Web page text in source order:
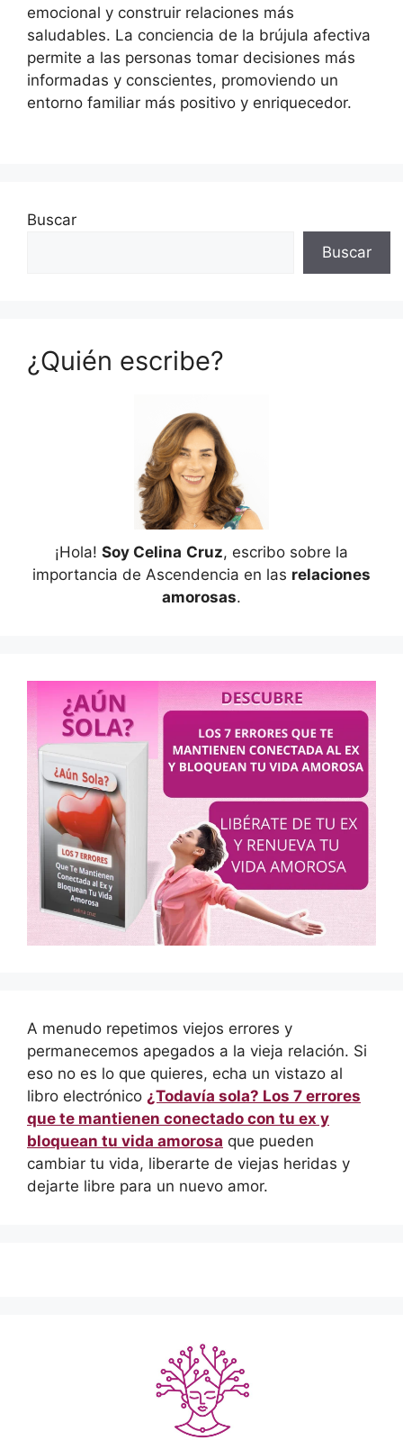
emocional y construir relaciones más
saludables. La conciencia de la brújula afectiva
permite a las personas tomar decisiones más
informadas y conscientes, promoviendo un
entorno familiar más positivo y enriquecedor.
Buscar
Buscar
¿Quién escribe?
¡Hola! Soy Celina Cruz, escribo sobre la
importancia de Ascendencia en las relaciones
amorosas.
A menudo repetimos viejos errores y
permanecemos apegados a la vieja relación. Si
eso no es lo que quieres, echa un vistazo al
libro electrónico ¿Todavía sola? Los 7 errores
que te mantienen conectado con tu ex y
bloquean tu vida amorosa que pueden
cambiar tu vida, liberarte de viejas heridas y
dejarte libre para un nuevo amor.